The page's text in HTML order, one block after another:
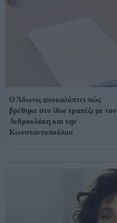
Ο Άδωνις αποκαλύπτει πώς
βρέθηκε στο ίδιο τραπέζι με τον
Ανδρουλάκη και την
Κωνσταντοπούλου